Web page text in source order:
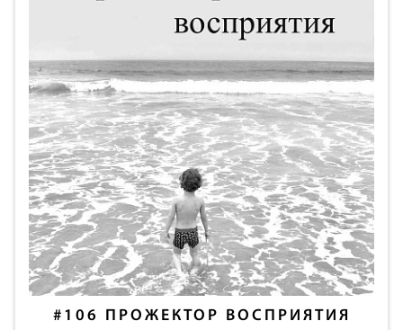
#106
ПРОЖЕКТОР ВОСПРИЯТИЯ